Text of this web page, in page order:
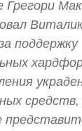
Грегори
поддержку
средств,